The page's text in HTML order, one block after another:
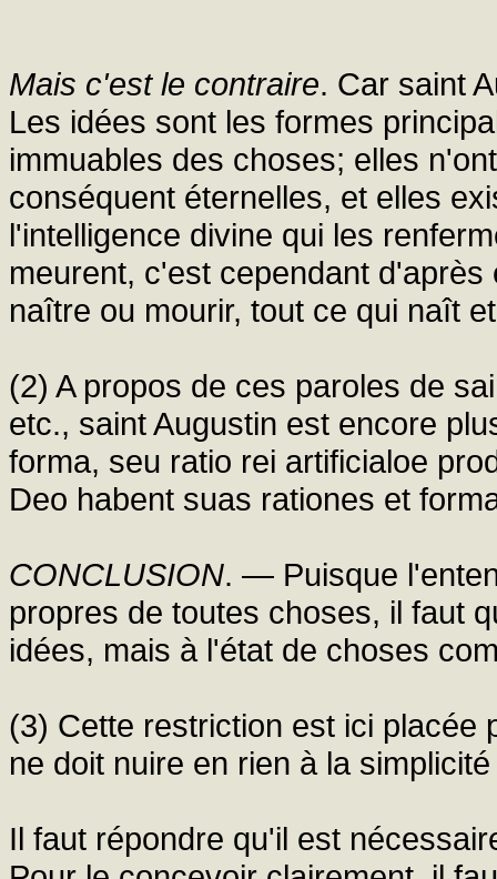
Mais c'est le contraire. Car saint
Les idées sont les formes
immuables des choses; elles
conséquent éternelles, et elles
l'intelligence divine qui les
meurent, c'est cependant
naître ou mourir, tout ce qui naît
(2) A propos de ces paroles de
etc., saint Augustin est encore
forma, seu ratio rei artificialoe
Deo habent suas rationes et
CONCLUSION. — Puisque
propres de toutes choses, il faut
idées, mais à l'état de choses
(3) Cette restriction est ici placée
ne doit nuire en rien à la
Il faut répondre qu'il est